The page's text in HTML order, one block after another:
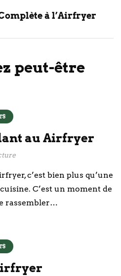
à l’Airfryer
peut-être
au Airfryer
c’est bien plus qu’une
C’est un moment de
rassembler…